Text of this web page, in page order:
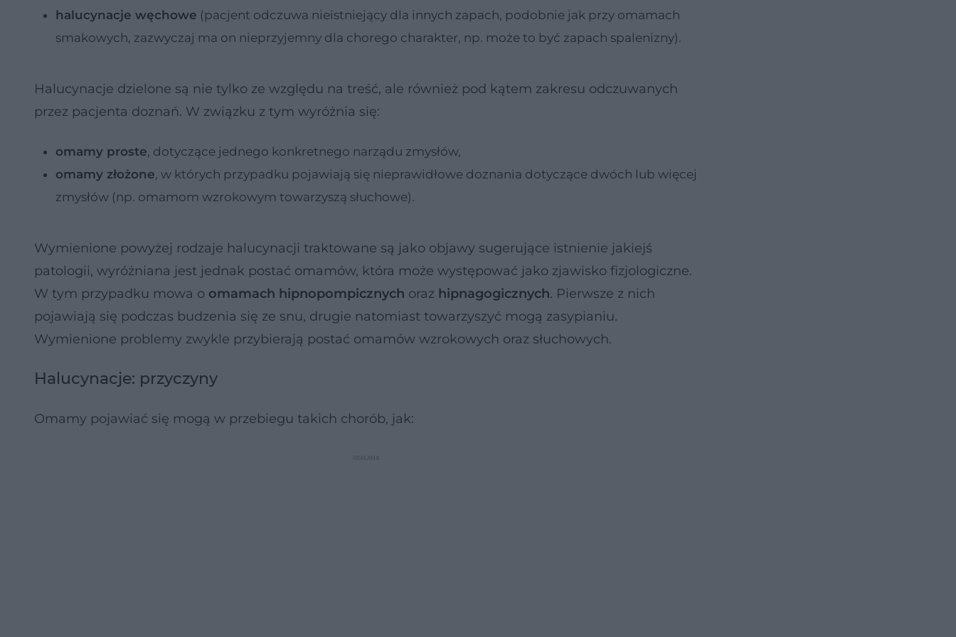
halucynacje węchowe (pacjent odczuwa nieistniejący dla innych zapach, podobnie jak przy omamach
smakowych, zazwyczaj ma on nieprzyjemny dla chorego charakter, np. może to być zapach spalenizny).
Halucynacje dzielone są nie tylko ze względu na treść, ale również pod kątem zakresu odczuwanych
przez pacjenta doznań. W związku z tym wyróżnia się:
omamy proste, dotyczące jednego konkretnego narządu zmysłów,
omamy złożone, w których przypadku pojawiają się nieprawidłowe doznania dotyczące dwóch lub więcej
zmysłów (np. omamom wzrokowym towarzyszą słuchowe).
Wymienione powyżej rodzaje halucynacji traktowane są jako objawy sugerujące istnienie jakiejś
patologii, wyróżniana jest jednak postać omamów, która może występować jako zjawisko fizjologiczne.
W tym przypadku mowa o omamach hipnopompicznych oraz hipnagogicznych. Pierwsze z nich
pojawiają się podczas budzenia się ze snu, drugie natomiast towarzyszyć mogą zasypianiu.
Wymienione problemy zwykle przybierają postać omamów wzrokowych oraz słuchowych.
Halucynacje: przyczyny
Omamy pojawiać się mogą w przebiegu takich chorób, jak: